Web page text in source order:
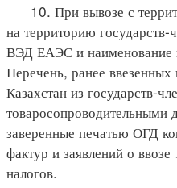
10. При вывозе с
на территорию
ВЭД ЕАЭС и наименование
Перечень, ранее
Казахстан из государств-
товаросопроводительными
заверенные печатью ОГД
фактур и заявлений о
налогов.